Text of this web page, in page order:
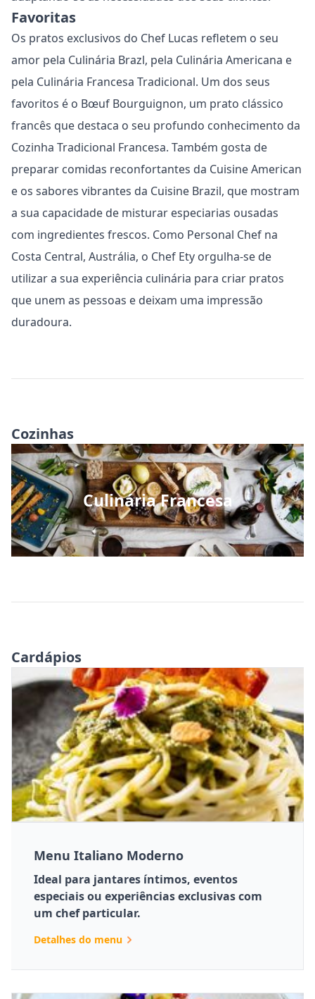
Favoritas
Os pratos exclusivos do Chef Lucas refletem o seu
amor pela Culinária Brazl, pela Culinária Americana e
pela Culinária Francesa Tradicional. Um dos seus
favoritos é o Bœuf Bourguignon, um prato clássico
francês que destaca o seu profundo conhecimento da
Cozinha Tradicional Francesa. Também gosta de
preparar comidas reconfortantes da Cuisine American
e os sabores vibrantes da Cuisine Brazil, que mostram
a sua capacidade de misturar especiarias ousadas
com ingredientes frescos. Como Personal Chef na
Costa Central, Austrália, o Chef Ety orgulha-se de
utilizar a sua experiência culinária para criar pratos
que unem as pessoas e deixam uma impressão
duradoura.
Cozinhas
Culinária Francesa
Cardápios
Menu Italiano Moderno
Ideal para jantares íntimos, eventos
especiais ou experiências exclusivas com
um chef particular.
Detalhes do menu